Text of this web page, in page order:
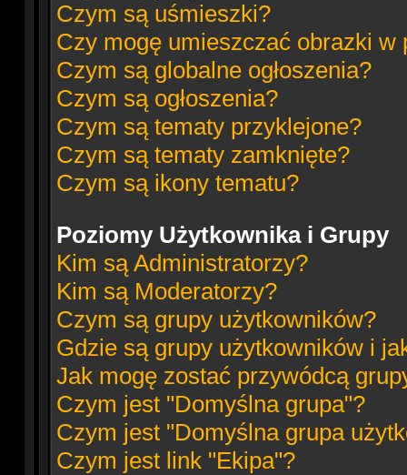
Czym są uśmieszki?
Czy mogę umieszczać obrazki w
Czym są globalne ogłoszenia?
Czym są ogłoszenia?
Czym są tematy przyklejone?
Czym są tematy zamknięte?
Czym są ikony tematu?
Poziomy Użytkownika i Grupy
Kim są Administratorzy?
Kim są Moderatorzy?
Czym są grupy użytkowników?
Gdzie są grupy użytkowników i
Jak mogę zostać przywódcą
Czym jest "Domyślna grupa"?
Czym jest "Domyślna grupa
Czym jest link "Ekipa"?